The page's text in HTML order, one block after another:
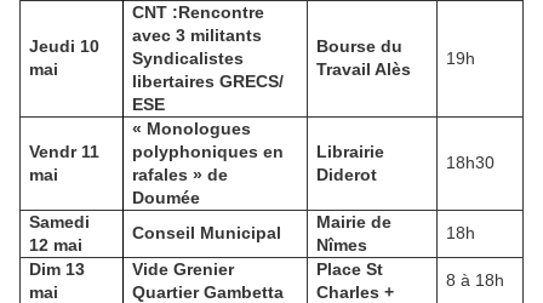
Jeudi 10
mai
CNT :Rencontre
avec 3 militants
Syndicalistes
libertaires GRECS/
ESE
Bourse du
Travail Alès
19h
Vendr 11
mai
« Monologues
polyphoniques en
rafales » de
Doumée
Librairie
Diderot
18h30
Samedi
12 mai
Conseil Municipal
Mairie de
Nîmes
18h
Dim 13
mai
Vide Grenier
Quartier Gambetta
Place St
Charles +
8 à 18h